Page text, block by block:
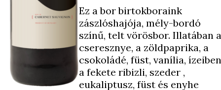
Ez a bor birtokboraink
zászlóshajója, mély-bordó
színű, telt vörösbor. Illatában a
cseresznye, a zöldpaprika, a
csokoládé, füst, vanília, ízeiben
a fekete ribizli, szeder ,
eukaliptusz, füst és enyhe